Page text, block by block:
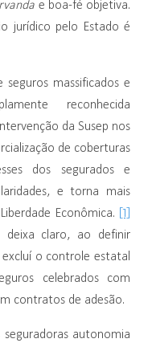
e boa-fé objetiva.
jurídico pelo Estado é
massificados e
reconhecida
da Susep nos
de coberturas
dos segurados e
e torna mais
Econômica. [1]
claro, ao definir
excluí o controle estatal
celebrados com
contratos de adesão.
autonomia